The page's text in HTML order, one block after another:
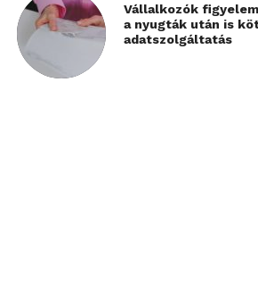
Vállalkozók
a nyugták után is
adatszolgáltatás